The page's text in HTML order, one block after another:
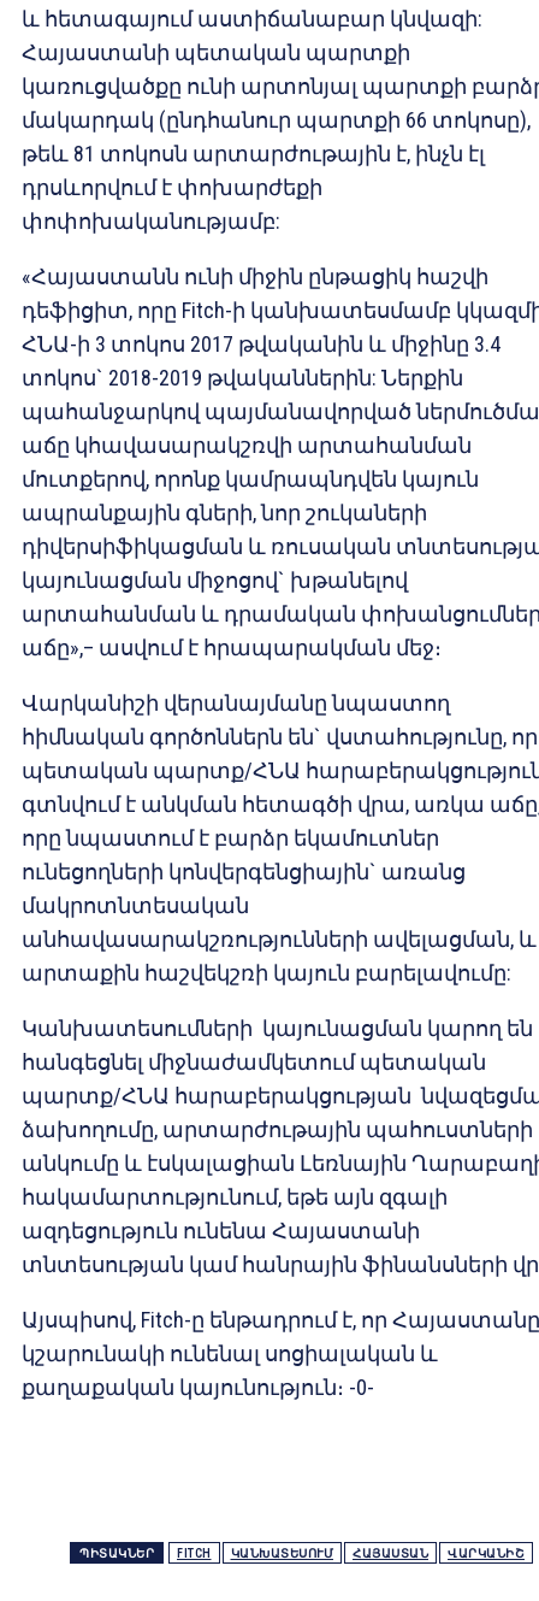
և հետագայում աստիճանաբար կնվազի:
Հայաստանի պետական պարտքի
կառուցվածքը ունի արտոնյալ պարտքի
մակարդակ (ընդհանուր պարտքի 66 տոկոսը),
թեև 81 տոկոսն արտարժութային է, ինչն էլ
դրսևորվում է փոխարժեքի
փոփոխականությամբ:
«Հայաստանն ունի միջին ընթացիկ հաշվի
դեֆիցիտ, որը Fitch-ի կանխատեսմամբ
ՀՆԱ-ի 3 տոկոս 2017 թվականին և միջինը 3.4
տոկոս` 2018-2019 թվականներին: Ներքին
պահանջարկով պայմանավորված
աճը կհավասարակշռվի արտահանման
մուտքերով, որոնք կամրապնդվեն կայուն
ապրանքային գների, նոր շուկաների
դիվերսիֆիկացման և ռուսական
կայունացման միջոցով` խթանելով
արտահանման և դրամական
աճը»,– ասվում է հրապարակման մեջ։
Վարկանիշի վերանայմանը նպաստող
հիմնական գործոններն են` վստահությունը, որ
պետական պարտք/ՀՆԱ
գտնվում է անկման հետագծի վրա, առկա
որը նպաստում է բարձր եկամուտներ
ունեցողների կոնվերգենցիային` առանց
մակրոտնտեսական
անհավասարակշռությունների ավելացման, և
արտաքին հաշվեկշռի կայուն բարելավումը:
Կանխատեսումների կայունացման կարող են
հանգեցնել միջնաժամկետում պետական
պարտք/ՀՆԱ հարաբերակցության
ձախողումը, արտարժութային պահուստների
անկումը և էսկալացիան Լեռնային
հակամարտությունում, եթե այն զգալի
ազդեցություն ունենա Հայաստանի
տնտեսության կամ հանրային ֆինանսների
Այսպիսով, Fitch-ը ենթադրում է, որ Հայաստանը
կշարունակի ունենալ սոցիալական և
քաղաքական կայունություն։ -0-
ՊԻՏԱԿՆԵՐ FITCH ԿԱՆԽԱՏԵՍՈՒՄ ՀԱՅԱՍՏԱՆ ՎԱՐԿԱՆԻՇ